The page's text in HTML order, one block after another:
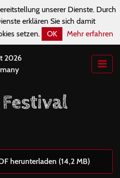
unserer Dienste. Durch
erklären Sie sich damit
setzen.
OK Mehr erfahren
2026
herunterladen (14,2 MB)